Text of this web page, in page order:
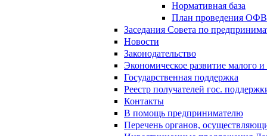
Нормативная база
План проведения
Заседания Совета по
Новости
Законодательство
Экономическое развитие малого и
Государственная поддержка
Реестр получателей гос.
Контакты
В помощь предпринимателю
Перечень органов,